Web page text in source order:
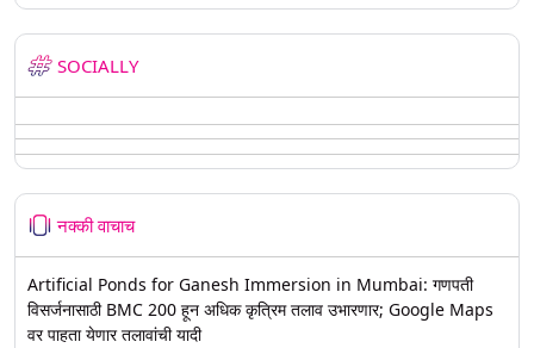
SOCIALLY
नक्की वाचाच
Artificial Ponds for Ganesh Immersion in Mumbai: गणपती
विसर्जनासाठी BMC 200 हून अधिक कृत्रिम तलाव उभारणार; Google Maps
वर पाहता येणार तलावांची यादी